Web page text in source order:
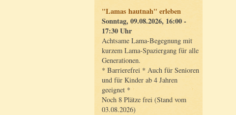
"Lamas hautnah" erleben
Sonntag, 09.08.2026, 16:00 -
17:30 Uhr
Achtsame Lama-Begegnung mit
kurzem Lama-Spaziergang für alle
Generationen.
* Barrierefrei * Auch für Senioren
und für Kinder ab 4 Jahren
geeignet *
Noch 8 Plätze frei (Stand vom
03.08.2026)